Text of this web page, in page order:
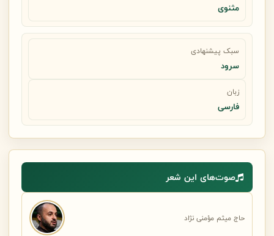
مثنوی
سبک پیشنهادی
سرود
زبان
فارسی
صوت‌های این شعر
حاج میثم مؤمنی نژاد